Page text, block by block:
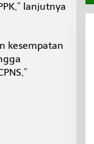
lanjutnya
kesempatan